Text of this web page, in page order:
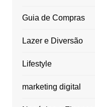
Guia de Compras
Lazer e Diversão
Lifestyle
marketing digital